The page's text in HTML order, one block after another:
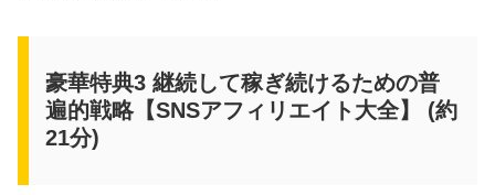
豪華特典3 継続して稼ぎ続けるための普
遍的戦略【SNSアフィリエイト大全】 (約
21分)